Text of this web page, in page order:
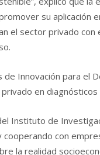
su aplicación
el sector privado
de Innovación para el
en
Instituto de
con
la realidad